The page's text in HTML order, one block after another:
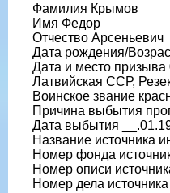
Фамилия Крымов
Имя Федор
Отчество Арсеньевич
Дата рождения/
Дата и место призыва
Латвийская ССР,
Воинское звание
Причина выбытия
Дата выбытия
Название
Номер фонда
Номер описи
Номер дела